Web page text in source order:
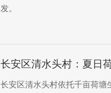
发。
长安区清水头村：夏日
长安区清水头村依托千亩荷塘